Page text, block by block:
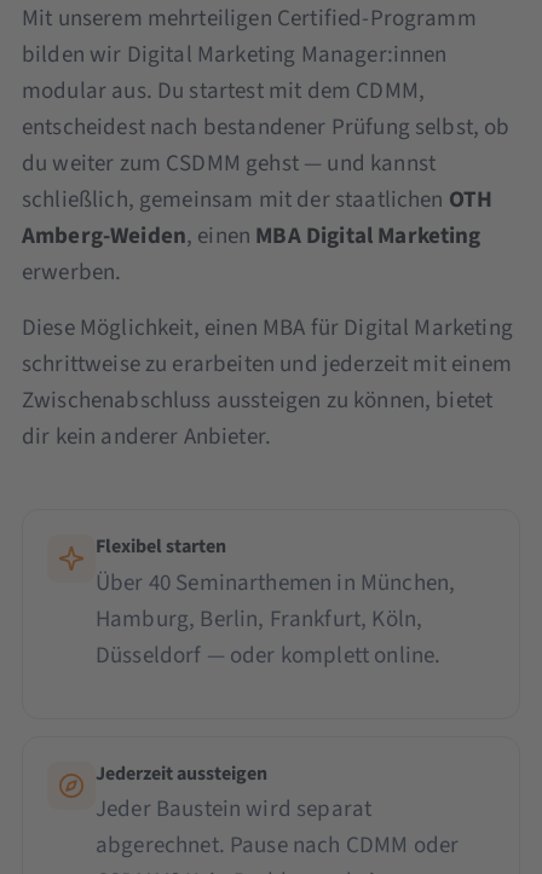
Mit unserem mehrteiligen Certified-Programm
bilden wir Digital Marketing Manager:innen
modular aus. Du startest mit dem CDMM,
entscheidest nach bestandener Prüfung selbst, ob
du weiter zum CSDMM gehst — und kannst
schließlich, gemeinsam mit der staatlichen OTH
Amberg-Weiden, einen MBA Digital Marketing
erwerben.
Diese Möglichkeit, einen MBA für Digital Marketing
schrittweise zu erarbeiten und jederzeit mit einem
Zwischenabschluss aussteigen zu können, bietet
dir kein anderer Anbieter.
Flexibel starten
Über 40 Seminarthemen in München,
Hamburg, Berlin, Frankfurt, Köln,
Düsseldorf — oder komplett online.
Jederzeit aussteigen
Jeder Baustein wird separat
abgerechnet. Pause nach CDMM oder